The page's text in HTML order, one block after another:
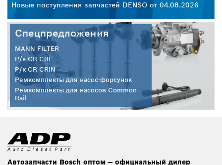
Новые поступления запчастей DENSO от 04.08.2026
Спецпредложения
MANN FILTER
Р/к CR CRI
Р/к CR CRIN
Ремкомплекты для насос-форсунок
Ремкомплекты для насосов Common
Rail
Автозапчасти Bosch оптом — официальный дилер